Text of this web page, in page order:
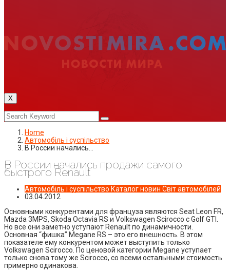
X
Home
Автомобіль і суспільство
В России начались…
В России начались продажи самого
быстрого Renault
Автомобіль і суспільство Каталог новин Світ автомобілей
03.04.2012
Основными конкурентами для француза являются Seat Leon FR,
Mazda 3MPS, Skoda Octavia RS и Volkswagen Scirocco с Golf GTI.
Но все они заметно уступают Renault по динамичности.
Основная “фишка” Megane RS – это его внешность. В этом
показателе ему конкурентом может выступить только
Volkswagen Scirocco. По ценовой категории Megane уступает
только снова тому же Scirocco, со всеми остальными стоимость
примерно одинакова.